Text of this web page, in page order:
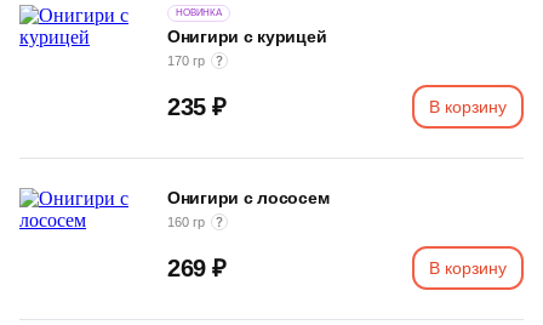
Онигири с курицей
НОВИНКА
170 гр
235 ₽ В корзину
Онигири с лососем
160 гр
269 ₽ В корзину